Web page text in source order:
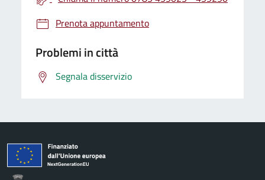
Prenota appuntamento
Problemi in città
Segnala disservizio